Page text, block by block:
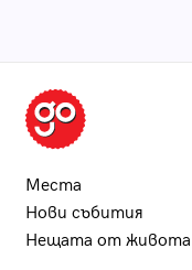
Места
Нови събития
Нещата от живота